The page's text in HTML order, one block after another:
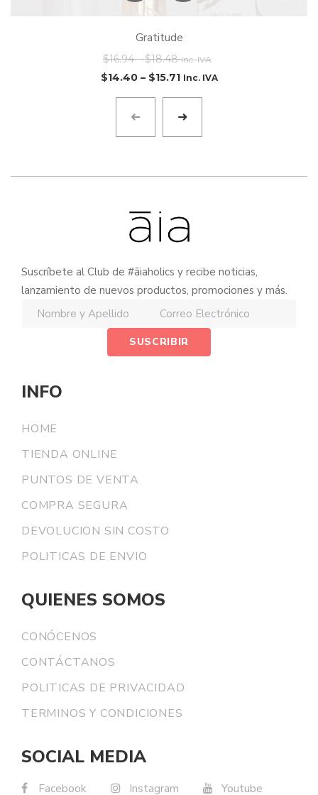
Gratitude
$16.94–$18.48 Inc. IVA
$14.40– $15.71 Inc. IVA
Suscríbete al Club de #āiaholics y recibe noticias,
lanzamiento de nuevos productos, promociones y más.
INFO
HOME
TIENDA ONLINE
PUNTOS DE VENTA
COMPRA SEGURA
DEVOLUCION SIN COSTO
POLITICAS DE ENVIO
QUIENES SOMOS
CONÓCENOS
CONTÁCTANOS
POLITICAS DE PRIVACIDAD
TERMINOS Y CONDICIONES
SOCIAL MEDIA
Facebook Instagram Youtube